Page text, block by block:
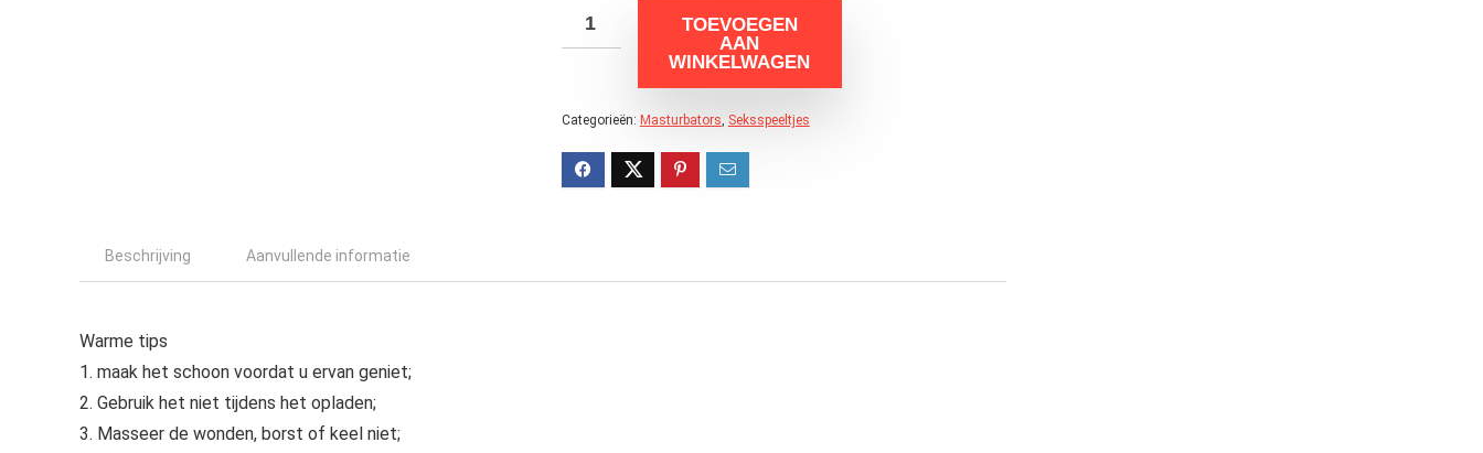
TOEVOEGEN
AAN
WINKELWAGEN
Categorieën: Masturbators, Seksspeeltjes
Beschrijving Aanvullende informatie
Warme tips
1. maak het schoon voordat u ervan geniet;
2. Gebruik het niet tijdens het opladen;
3. Masseer de wonden, borst of keel niet;